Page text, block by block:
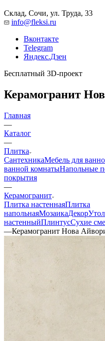
Склад, Сочи, ул. Труда, 33
info@fleksi.ru
Вконтакте
Telegram
Яндекс.Дзен
Бесплатный 3D-проект
Керамогранит
Главная
—
Каталог
—
Плитка
СантехникаМебель для
ванной комнатыНапольные
покрытия
—
Керамогранит
Плитка настеннаяПлитка
напольнаяМозаикаДекор
настенныйПлинтусСухие
—Керамогранит Нова